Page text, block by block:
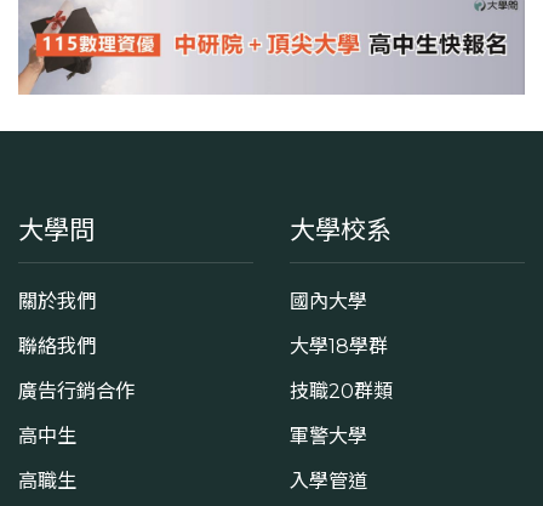
大學問
關於我們
聯絡我們
廣告行銷合作
高中生
高職生
大學校系
國內大學
大學18學群
技職20群類
軍警大學
入學管道